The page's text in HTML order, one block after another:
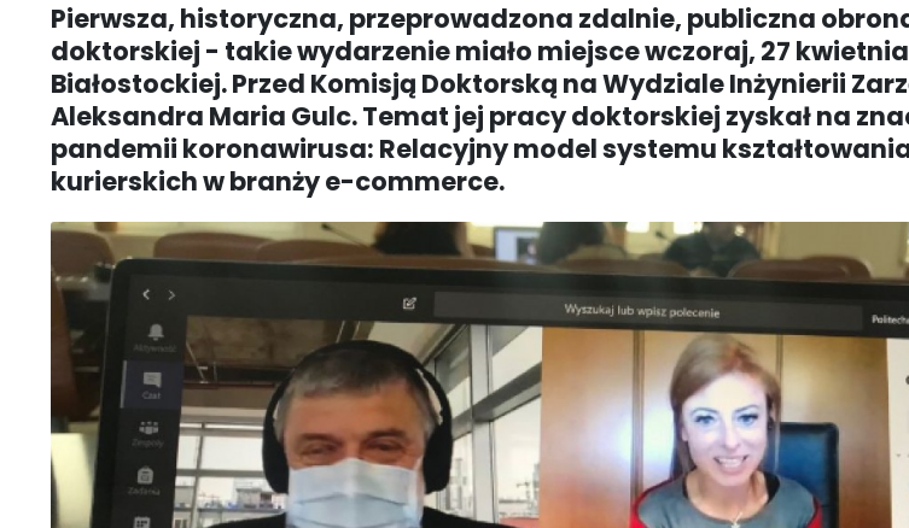
Pierwsza, historyczna, przeprowadzona zdalnie, publiczna
doktorskiej - takie wydarzenie miało miejsce wczoraj, 27
Białostockiej. Przed Komisją Doktorską na Wydziale Inżynierii
Aleksandra Maria Gulc. Temat jej pracy doktorskiej zyskał na
pandemii koronawirusa: Relacyjny model systemu
kurierskich w branży e-commerce.